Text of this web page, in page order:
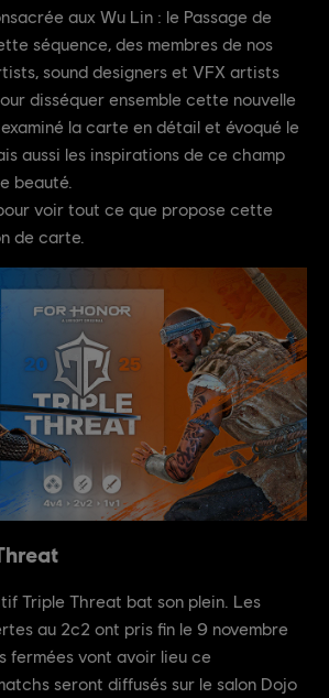
aux Wu Lin : le Passage de
séquence, des membres de nos
sound designers et VFX artists
disséquer ensemble cette nouvelle
la carte en détail et évoqué le
aussi les inspirations de ce champ
beauté.
voir tout ce que propose cette
de carte.
Triple Threat bat son plein. Les
au 2c2 ont pris fin le 9 novembre
fermées vont avoir lieu ce
seront diffusés sur le salon Dojo